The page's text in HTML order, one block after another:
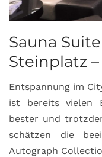
Sauna
Steinplatz
Entspannung im
ist bereits vielen
bester und
schätzen die
Autograph